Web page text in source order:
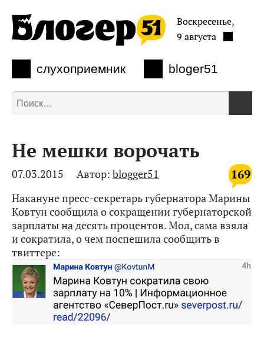
слухоприемник bloger51
Воскресенье,
9 августа
Не мешки ворочать
169
07.03.2015 Автор: blogger51
Накануне пресс-секретарь губернатора Марины
Ковтун сообщила о сокращении губернаторской
зарплаты на десять процентов. Мол, сама взяла
и сократила, о чем поспешила сообщить в
твиттере: